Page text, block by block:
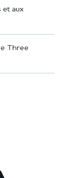
et aux
Three